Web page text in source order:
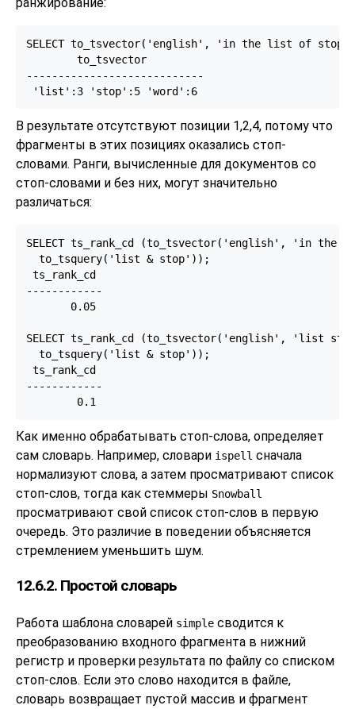
SELECT to_tsvector('english', 'in the list of stop
        to_tsvector
----------------------------
'list':3 'stop':5 'word':6
В результате отсутствуют позиции 1,2,4, потому что
фрагменты в этих позициях оказались стоп-
словами. Ранги, вычисленные для документов со
стоп-словами и без них, могут значительно
различаться:
SELECT ts_rank_cd (to_tsvector('english', 'in the
  to_tsquery('list & stop'));
ts_rank_cd
------------
       0.05
SELECT ts_rank_cd (to_tsvector('english', 'list
  to_tsquery('list & stop'));
ts_rank_cd
------------
Как именно обрабатывать стоп-слова, определяет
сам словарь. Например, словари ispell сначала
нормализуют слова, а затем просматривают список
стоп-слов, тогда как стеммеры Snowball
просматривают свой список стоп-слов в первую
очередь. Это различие в поведении объясняется
стремлением уменьшить шум.
12.6.2. Простой словарь
Работа шаблона словарей simple сводится к
преобразованию входного фрагмента в нижний
регистр и проверки результата по файлу со списком
стоп-слов. Если это слово находится в файле,
словарь возвращает пустой массив и фрагмент